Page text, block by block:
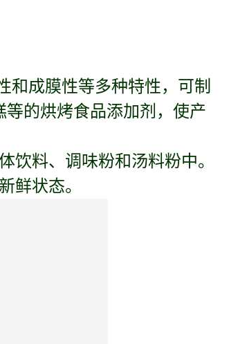
和成膜性等多种特性，可制
的烘烤食品添加剂，使产
饮料、调味粉和汤料粉中。
鲜状态。